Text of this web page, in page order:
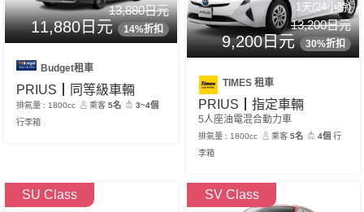
13,880日元
11,880日元 14%折扣
Budget租車
PRIUS┃同等級車輛
排氣量 : 1800cc 乘客5名
3~4個
行李箱
1天(24小時)
13,200日元
9,200日元 30%折扣
TIMES 租車
PRIUS┃指定車輛
5人座油電混合動力車
排氣量 : 1800cc 乘客5名 4個 行
李箱
SU Class SV Class